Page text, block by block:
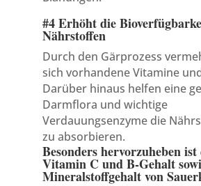
#4 Erhöht die
Nährstoffen
Durch den Gärprozess
sich vorhandene Vitamine
Darüber hinaus helfen eine
Darmflora und wichtige
Verdauungsenzyme die
zu absorbieren.
Besonders hervorzuheben
Vitamin C und B-Gehalt
Mineralstoffgehalt von